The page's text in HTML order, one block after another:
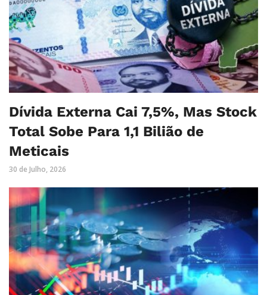
Dívida Externa Cai 7,5%, Mas Stock
Total Sobe Para 1,1 Bilião de
Meticais
30 de Julho, 2026